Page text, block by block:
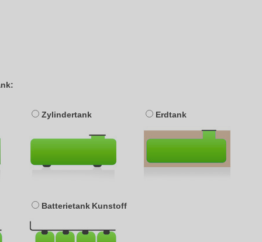
Zylindertank Erdtank
Batterietank Kunstoff